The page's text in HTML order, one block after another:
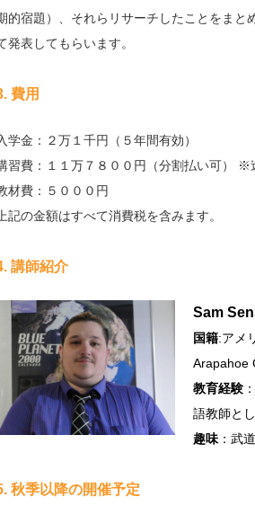
的宿題）、それらリサーチしたことをま
発表してもらいます。
費用
学金：２万１千円（５年間有効）
習費：１１万７８００円（分割払い可） ※
材費：５０００円
記の金額はすべて消費税を含みます。
講師紹介
Sam
国籍:アメ
Arapahoe
教育経験
語教師と
趣味：武
秋季以降の開催予定